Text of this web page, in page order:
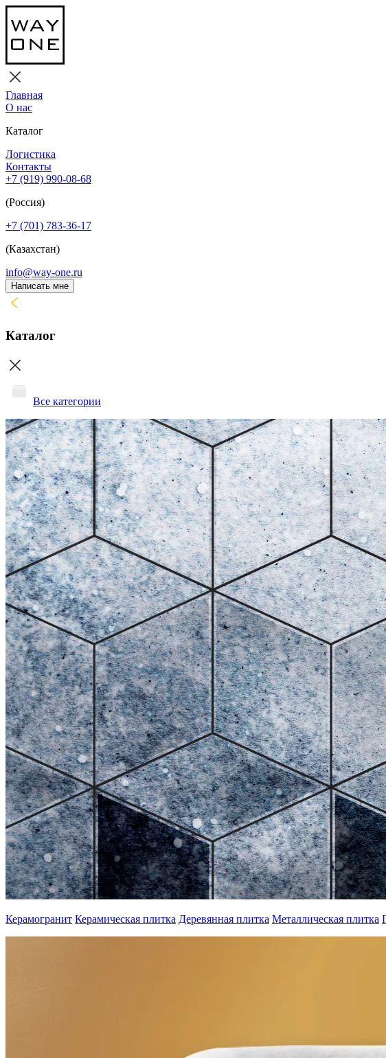
Главная
О нас
Каталог
Логистика
Контакты
+7 (919) 990-08-68
(Россия)
+7 (701) 783-36-17
(Казахстан)
info@way-one.ru
Написать мне
Каталог
Все категории
Керамогранит Керамическая плитка Деревянная плитка Металлическая плитка